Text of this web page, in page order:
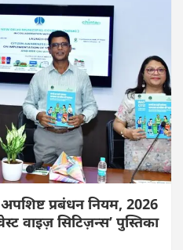
प्रबंधन नियम, 2026
वाइज़ सिटिज़न्स’ पुस्तिका